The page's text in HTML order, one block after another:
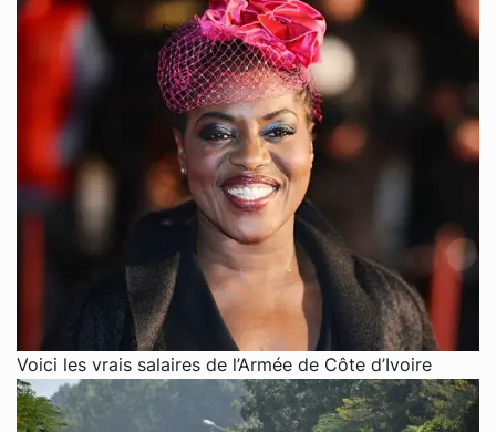
Voici les vrais salaires de l’Armée de Côte d’Ivoire